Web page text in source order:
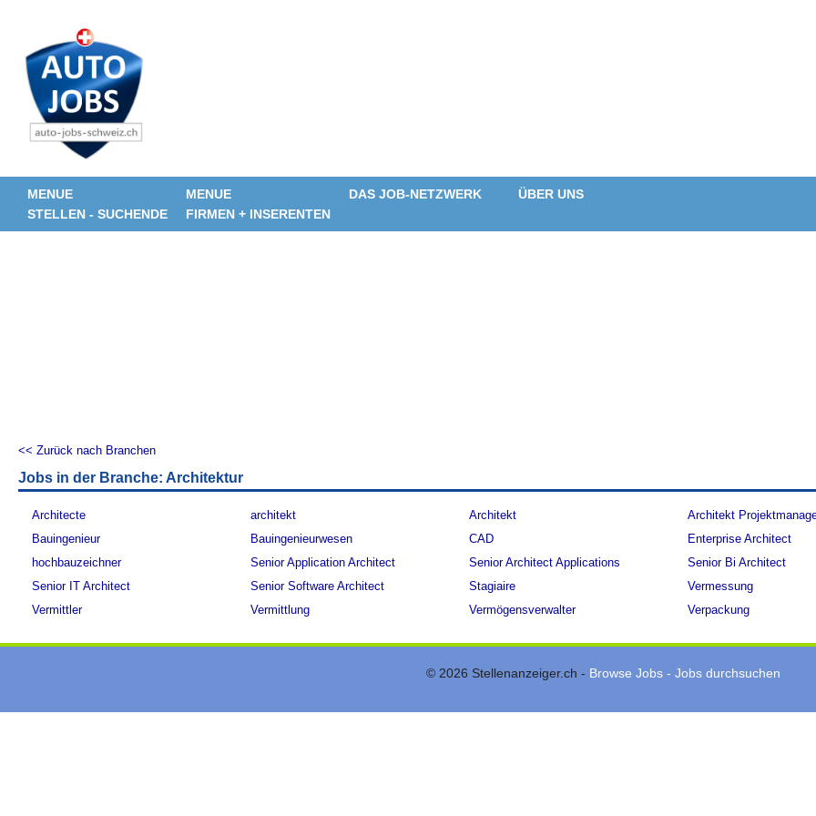
MENUE
STELLEN - SUCHENDE
MENUE
FIRMEN + INSERENTEN
DAS JOB-NETZWERK ÜBER UNS
<< Zurück nach Branchen
Jobs in der Branche: Architektur
Architecte architekt Architekt
Architekt
Bauingenieur
Bauingenieurwesen CAD
Enterprise Architect
hochbauzeichner
Senior Application Architect Senior Architect Applications
Senior Bi Architect
Senior IT Architect
Senior Software Architect Stagiaire
Vermessung
Vermittler
Vermittlung Vermögensverwalter Verpackung
© 2026 Stellenanzeiger.ch - Browse Jobs - Jobs durchsuchen